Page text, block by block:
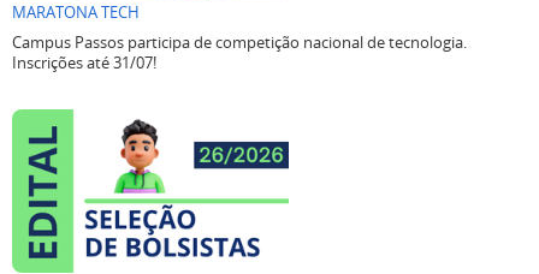
MARATONA TECH
Campus Passos participa de competição nacional de tecnologia.
Inscrições até 31/07!